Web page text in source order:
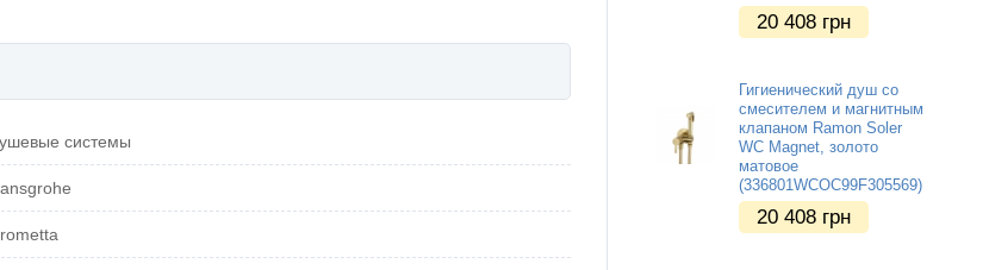
системы
20 408 грн
Гигиенический душ со
смесителем и магнитным
клапаном Ramon Soler
WC Magnet, золото
матовое
(336801WCOC99F305569)
20 408 грн